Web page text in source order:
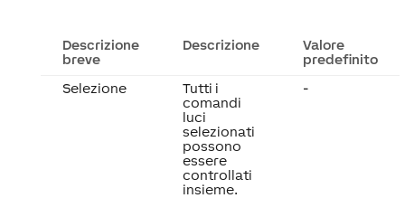
Descrizione
breve
Descrizione
Valore
predefinito
Selezione
Tutti i
comandi
luci
selezionati
possono
essere
controllati
insieme.
-